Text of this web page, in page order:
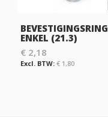
BEVESTIGINGSRING
ENKEL (21.3)
€ 2,18
€ 1,80